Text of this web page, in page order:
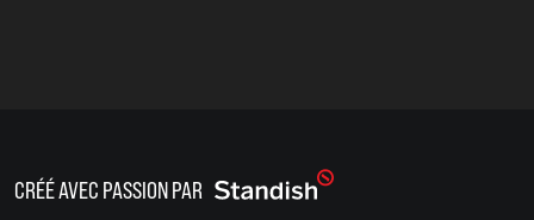
CRÉÉ AVEC PASSION PAR